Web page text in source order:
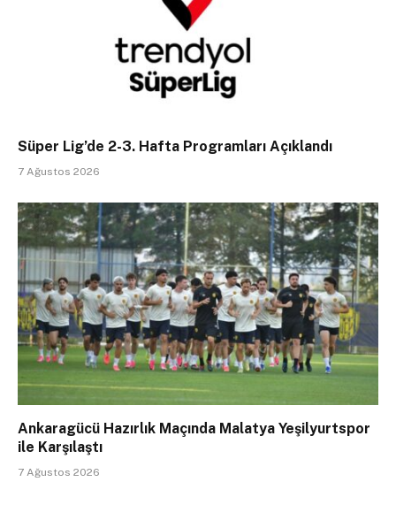
Süper Lig’de 2-3. Hafta Programları Açıklandı
7 Ağustos 2026
Ankaragücü Hazırlık Maçında Malatya Yeşilyurtspor
ile Karşılaştı
7 Ağustos 2026